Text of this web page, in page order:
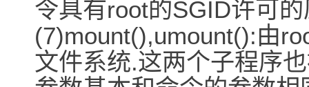
令具有root的SGID许可
(7)mount(),umount():由
文件系统.这两个子程序